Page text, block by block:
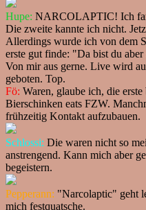
Hupe: NARCOLAPTIC! Ich
Die zweite kannte ich nicht.
Allerdings wurde ich von dem
erste gut finde: "Da bist du
Von mir aus gerne. Live wird
geboten. Top.
Fö: Waren, glaube ich, die
Bierschinken eats FZW.
frühzeitig Kontakt aufzubauen.
Schlossi: Die waren nicht so
anstrengend. Kann mich aber
begeistern.
Pepperann: "Narcolaptic" geht
mich festquatsche.